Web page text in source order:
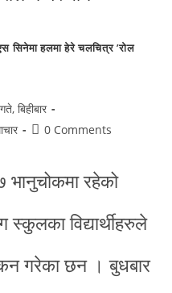
सिनेमा हलमा हेरे चलचित्र ’रोल
बिहीबार
0 Comments
रहेको
स्कुलका विद्यार्थीहरुले
गरेका छन । बुधबार